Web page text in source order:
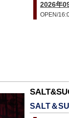
2026年
OPEN/
SALT＆